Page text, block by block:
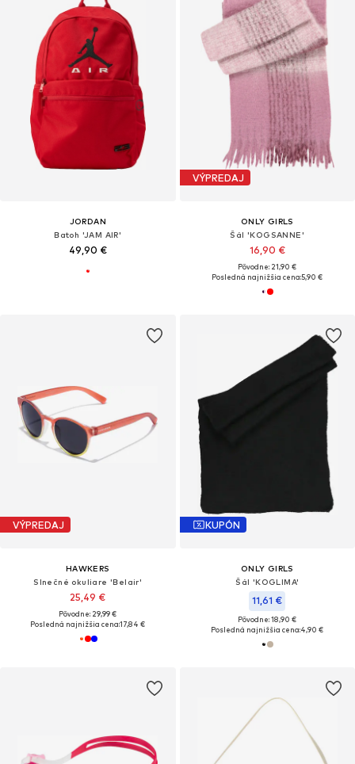
JORDAN
Batoh 'JAM AIR'
49,90 €
VÝPREDAJ
ONLY GIRLS
Šál 'KOGSANNE'
16,90 €
Pôvodne: 21,90 €
Posledná najnižšia cena:5,90 €
VÝPREDAJ
HAWKERS
Slnečné okuliare 'Belair'
25,49 €
Pôvodne: 29,99 €
Posledná najnižšia cena:17,84 €
KUPÓN
ONLY GIRLS
Šál 'KOGLIMA'
11,61 €
Pôvodne: 18,90 €
Posledná najnižšia cena:4,90 €